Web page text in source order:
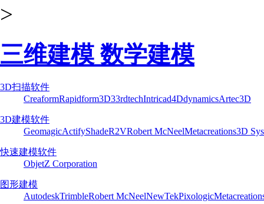
>
三维建模 数学建模
3D扫描软件
CreaformRapidform3D33rdtechIntricad4DdynamicsArtec3D
3D建模软件
GeomagicActifyShadeR2VRobert McNeelMetacreations3D
快速建模软件
ObjetZ Corporation
图形建模
AutodeskTrimbleRobert McNeelNewTekPixologic